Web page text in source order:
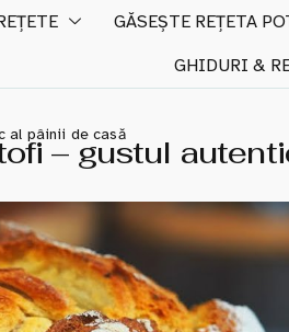
GĂSEȘTE REȚETA
GHIDURI &
al pâinii de casă
– gustul